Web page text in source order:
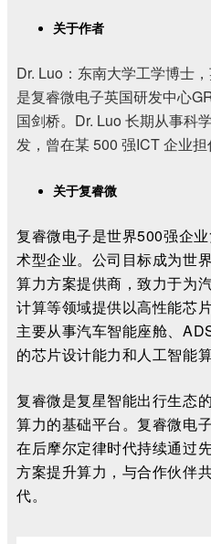
关于作者
Dr. Luo：东南大学工学博士
是复睿微电子英国研发中心
国剑桥。Dr. Luo 长期从事科
发，曾在某 500 强ICT 企业担
关于复睿微
复睿微电子是世界500强企
术型企业。公司目标成为世
算力方案提供商，致力于为
计算等领域提供以高性能芯
主要从事汽车智能座舱、
的芯片设计能力和人工智能
复睿微是复星智能出⾏⽣态
算⼒的基础平台。复睿微电
在后摩尔定律时代持续通过
⽅案提升算⼒，与合作伙伴
代。